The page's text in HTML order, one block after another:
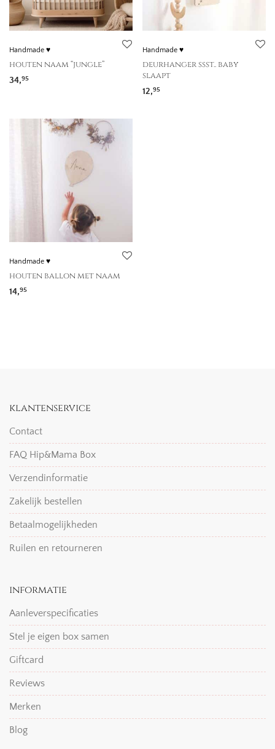
Handmade ♥
houten naam “jungle”
34,95
Handmade ♥
deurhanger ssst.. baby
slaapt
12,95
Handmade ♥
houten ballon met naam
14,95
klantenservice
Contact
FAQ Hip&Mama Box
Verzendinformatie
Zakelijk bestellen
Betaalmogelijkheden
Ruilen en retourneren
informatie
Aanleverspecificaties
Stel je eigen box samen
Giftcard
Reviews
Merken
Blog